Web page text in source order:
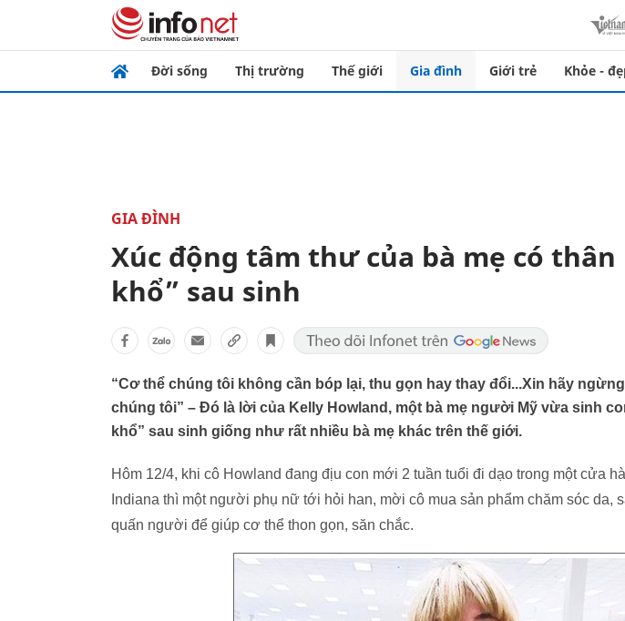
Đời sống Thị trường Thế giới Gia đình Giới trẻ Khỏe -
GIA ĐÌNH
Xúc động tâm thư của bà mẹ có
khổ” sau sinh
“Cơ thể chúng tôi không cần bóp lại, thu gọn hay thay đổi...Xin hãy
chúng tôi” – Đó là lời của Kelly Howland, một bà mẹ người Mỹ vừa sinh
khổ” sau sinh giống như rất nhiều bà mẹ khác trên thế giới.
Hôm 12/4, khi cô Howland đang địu con mới 2 tuần tuổi đi dạo trong một cửa
Indiana thì một người phụ nữ tới hỏi han, mời cô mua sản phẩm chăm sóc da,
quấn người để giúp cơ thể thon gọn, săn chắc.